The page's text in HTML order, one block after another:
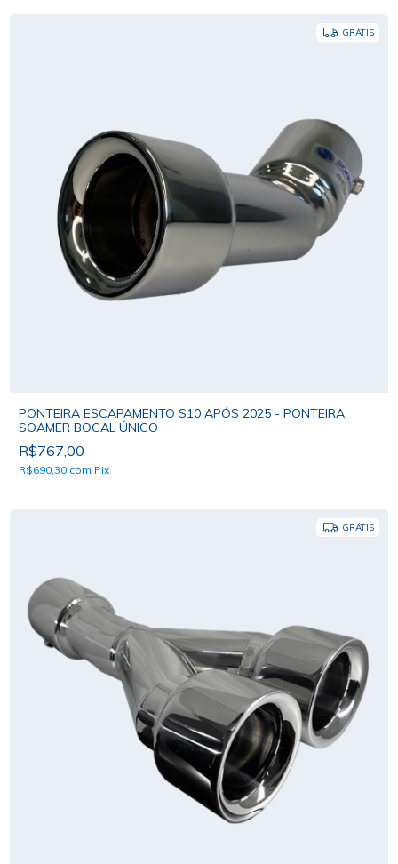
GRÁTIS
PONTEIRA ESCAPAMENTO S10 APÓS 2025 - PONTEIRA
SOAMER BOCAL ÚNICO
R$767,00
R$690,30 com Pix
GRÁTIS